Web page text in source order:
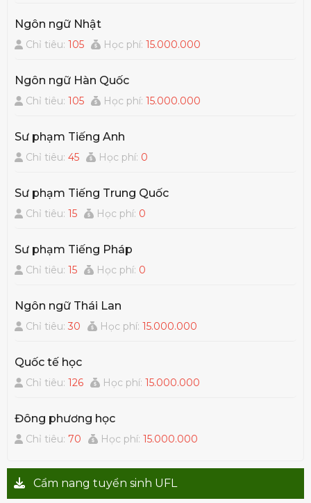
Ngôn ngữ Nhật
Chỉ tiêu:105 Học phí:15.000.000
Ngôn ngữ Hàn Quốc
Chỉ tiêu:105 Học phí:15.000.000
Sư phạm Tiếng Anh
Chỉ tiêu:45 Học phí: 0
Sư phạm Tiếng Trung Quốc
Chỉ tiêu:15 Học phí: 0
Sư phạm Tiếng Pháp
Chỉ tiêu:15 Học phí: 0
Ngôn ngữ Thái Lan
Chỉ tiêu:30 Học phí:15.000.000
Quốc tế học
Chỉ tiêu:126 Học phí:15.000.000
Đông phương học
Chỉ tiêu: 70 Học phí:15.000.000
Cẩm nang tuyển sinh UFL